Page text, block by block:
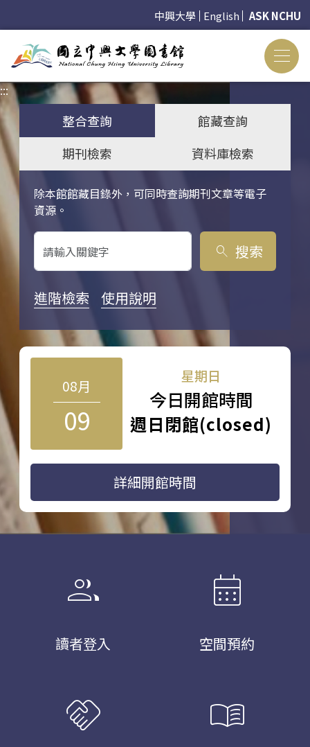
中興大學 English ASK NCHU
:::
整合查詢
館藏查詢
期刊檢索
資料庫檢索
除本館館藏目錄外，可同時查詢期刊文章等電子
資源。
關鍵字搜尋
search 搜索
進階檢索 使用說明
08月
09
星期日
今日開館時間
週日閉館(closed)
詳細開館時間
group
讀者登入
calendar_month
空間預約
handshake menu_book